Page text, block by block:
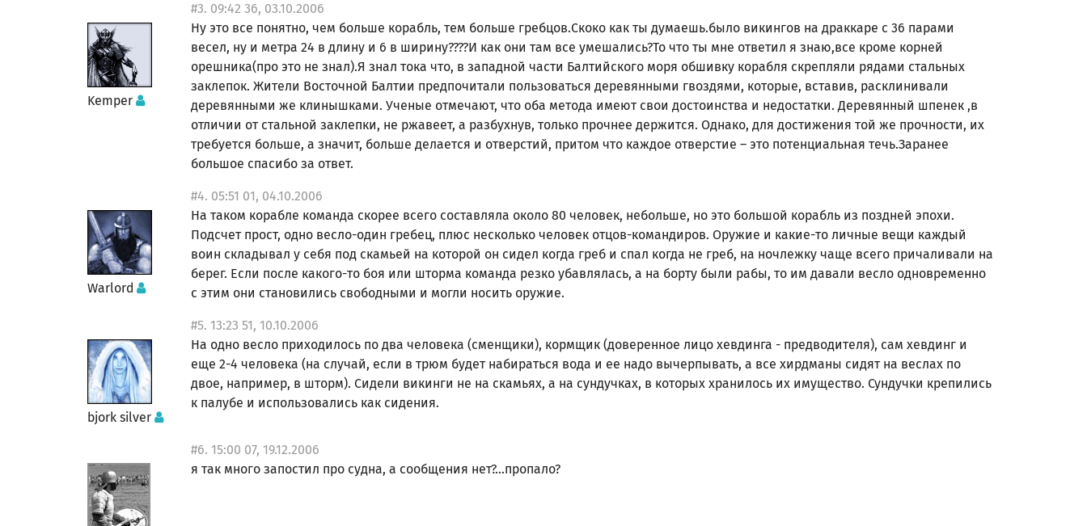
Kemper
#3. 09:42 36, 03.10.2006
Ну это все понятно, чем больше корабль, тем больше гребцов.Скоко как ты думаешь.было викингов на драккаре с 36 парами
весел, ну и метра 24 в длину и 6 в ширину????И как они там все умешались?То что ты мне ответил я знаю,все кроме корней
орешника(про это не знал).Я знал тока что, в западной части Балтийского моря обшивку корабля скрепляли рядами стальных
заклепок. Жители Восточной Балтии предпочитали пользоваться деревянными гвоздями, которые, вставив, расклинивали
деревянными же клинышками. Ученые отмечают, что оба метода имеют свои достоинства и недостатки. Деревянный шпенек ,в
отличии от стальной заклепки, не ржавеет, а разбухнув, только прочнее держится. Однако, для достижения той же прочности, их
требуется больше, а значит, больше делается и отверстий, притом что каждое отверстие – это потенциальная течь.Заранее
большое спасибо за ответ.
Warlord
#4. 05:51 01, 04.10.2006
На таком корабле команда скорее всего составляла около 80 человек, небольше, но это большой корабль из поздней эпохи.
Подсчет прост, одно весло-один гребец, плюс несколько человек отцов-командиров. Оружие и какие-то личные вещи каждый
воин складывал у себя под скамьей на которой он сидел когда греб и спал когда не греб, на ночлежку чаще всего причаливали на
берег. Если после какого-то боя или шторма команда резко убавлялась, а на борту были рабы, то им давали весло одновременно
с этим они становились свободными и могли носить оружие.
bjork silver
#5. 13:23 51, 10.10.2006
На одно весло приходилось по два человека (сменщики), кормщик (доверенное лицо хевдинга - предводителя), сам хевдинг и
еще 2-4 человека (на случай, если в трюм будет набираться вода и ее надо вычерпывать, а все хирдманы сидят на веслах по
двое, например, в шторм). Сидели викинги не на скамьях, а на сундучках, в которых хранилось их имущество. Сундучки крепились
к палубе и использовались как сидения.
#6. 15:00 07, 19.12.2006
я так много запостил про судна, а сообщения нет?...пропало?